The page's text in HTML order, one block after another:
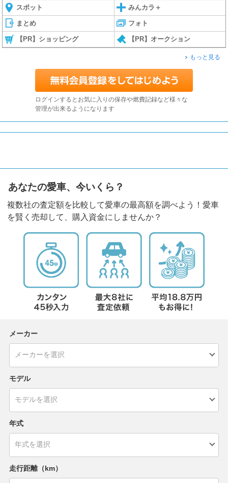
スポット みんカラ＋
まとめ フォト
【PR】ショッピング 【PR】オークション
もっと見る
ログインするとお気に入りの保存や燃費記録など様々な
管理が出来るようになります
あなたの愛車、今いくら？
複数社の査定額を比較して愛車の最高額を調べよう！愛車
を賢く売却して、購入資金にしませんか？
メーカー
モデル
年式
走行距離（km）